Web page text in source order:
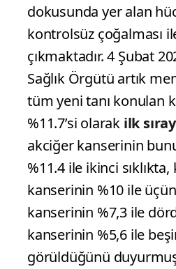
dokusunda yer alan
kontrolsüz çoğalması
çıkmaktadır. 4 Şubat
Sağlık Örgütü artık
tüm yeni tanı konulan
%11.7’si olarak ilk
akciğer kanserinin
%11.4 ile ikinci sıklıkta,
kanserinin %10 ile
kanserinin %7,3 ile
kanserinin %5,6 ile
görüldüğünü